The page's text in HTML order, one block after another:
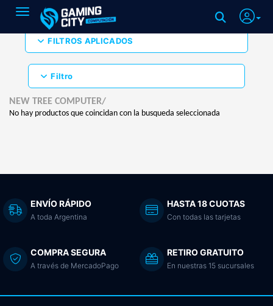
Toggle navigation
FILTROS APLICADOS
Filtro
NEW TREE COMPUTER/
No hay productos que coincidan con la busqueda seleccionada
ENVÍO RÁPIDO
A toda Argentina
HASTA 18 CUOTAS
Con todas las tarjetas
COMPRA SEGURA
A través de MercadoPago
RETIRO GRATUITO
En nuestras 15 sucursales